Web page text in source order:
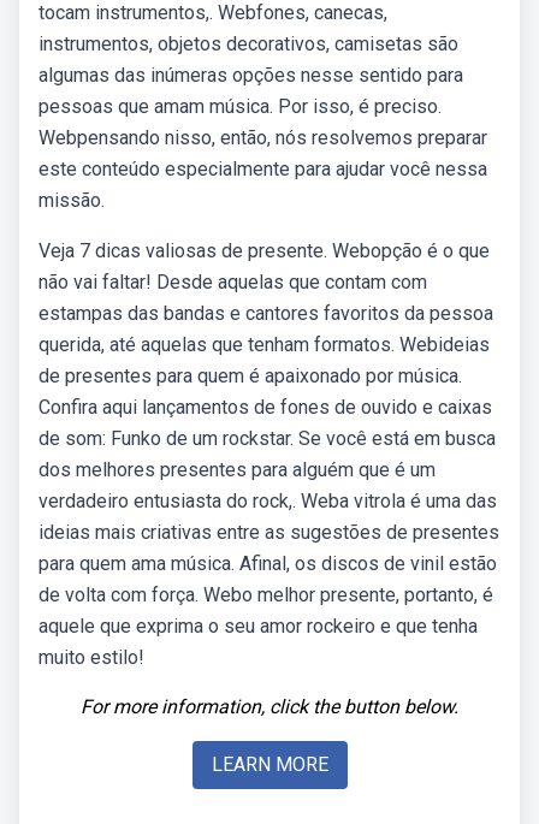
tocam instrumentos,. Webfones, canecas,
instrumentos, objetos decorativos, camisetas são
algumas das inúmeras opções nesse sentido para
pessoas que amam música. Por isso, é preciso.
Webpensando nisso, então, nós resolvemos preparar
este conteúdo especialmente para ajudar você nessa
missão.
Veja 7 dicas valiosas de presente. Webopção é o que
não vai faltar! Desde aquelas que contam com
estampas das bandas e cantores favoritos da pessoa
querida, até aquelas que tenham formatos. Webideias
de presentes para quem é apaixonado por música.
Confira aqui lançamentos de fones de ouvido e caixas
de som: Funko de um rockstar. Se você está em busca
dos melhores presentes para alguém que é um
verdadeiro entusiasta do rock,. Weba vitrola é uma das
ideias mais criativas entre as sugestões de presentes
para quem ama música. Afinal, os discos de vinil estão
de volta com força. Webo melhor presente, portanto, é
aquele que exprima o seu amor rockeiro e que tenha
muito estilo!
For more information, click the button below.
LEARN MORE